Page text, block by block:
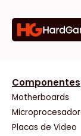
de
Componentes
Motherboards
Placas de Video
AMD
AOC
AULA
Tiendas